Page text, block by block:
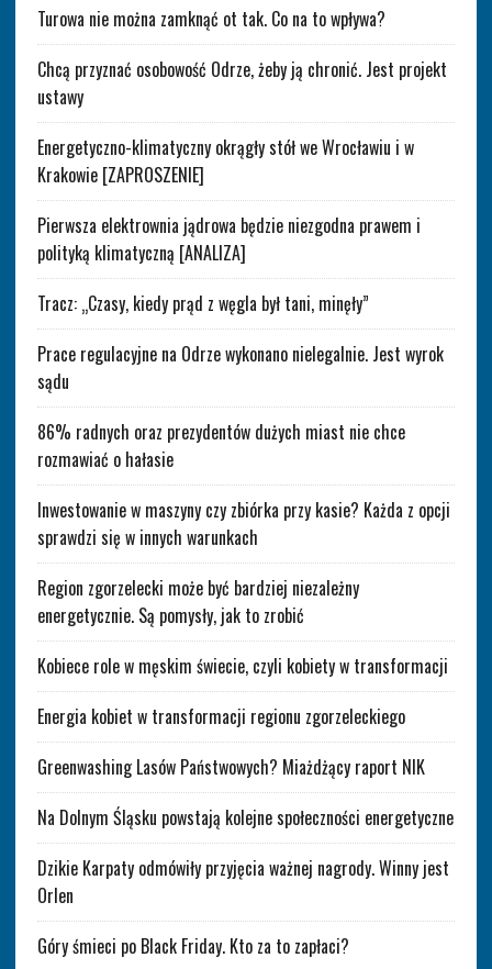
Turowa nie można zamknąć ot tak. Co na to wpływa?
Chcą przyznać osobowość Odrze, żeby ją chronić. Jest projekt
ustawy
Energetyczno-klimatyczny okrągły stół we Wrocławiu i w
Krakowie [ZAPROSZENIE]
Pierwsza elektrownia jądrowa będzie niezgodna prawem i
polityką klimatyczną [ANALIZA]
Tracz: „Czasy, kiedy prąd z węgla był tani, minęły”
Prace regulacyjne na Odrze wykonano nielegalnie. Jest wyrok
sądu
86% radnych oraz prezydentów dużych miast nie chce
rozmawiać o hałasie
Inwestowanie w maszyny czy zbiórka przy kasie? Każda z opcji
sprawdzi się w innych warunkach
Region zgorzelecki może być bardziej niezależny
energetycznie. Są pomysły, jak to zrobić
Kobiece role w męskim świecie, czyli kobiety w transformacji
Energia kobiet w transformacji regionu zgorzeleckiego
Greenwashing Lasów Państwowych? Miażdżący raport NIK
Na Dolnym Śląsku powstają kolejne społeczności energetyczne
Dzikie Karpaty odmówiły przyjęcia ważnej nagrody. Winny jest
Orlen
Góry śmieci po Black Friday. Kto za to zapłaci?